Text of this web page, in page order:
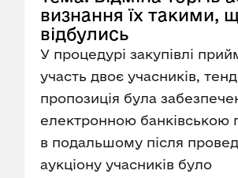
визнання їх такими,
відбулись
У процедурі закупівлі
участь двоє учасників,
пропозиція була
електронною банківською
в подальшому після
аукціону учасників було